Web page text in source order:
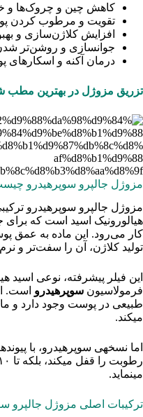
کاهش چین و چروک‌ها و
تقویت و مرطوب کردن
افزایش کلاژن‌سازی و
جوانسازی و روشن‌تر
درمان آکنه و اسکارهای
تزریق مزوژل در بهترین مطب
مزوژل جالپرو سوپرهیدرو
مزوژل جالپرو سوپرهیدرو
هیالورونیک اسید است که
کار می‌رود. این ماده به عمق
تولید کلاژن، آن را سفت‌تر و
فرمولاسیون سوپرهیدرو است.
طبیعی در پوست وجود دارد و
میکند.
اما نسخهی سوپرهیدرو، با
مینماید.
ترکیبات اصلی مزوژل جالپرو